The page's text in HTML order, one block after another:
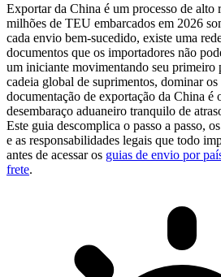
Exportar da China é um processo de alto
milhões de TEU embarcados em 2026
cada envio bem-sucedido, existe uma
documentos que os importadores não
um iniciante movimentando seu primeiro
cadeia global de suprimentos, dominar os
documentação de exportação da China é
desembaraço aduaneiro tranquilo de
Este guia descomplica o passo a passo,
e as responsabilidades legais que todo
antes de acessar os guias de envio por
frete.